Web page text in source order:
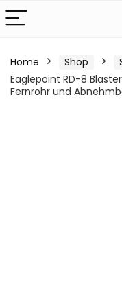
Home Shop
Eaglepoint RD-8
Fernrohr und